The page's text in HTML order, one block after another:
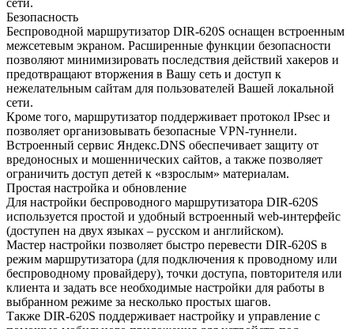
Безопасность
Беспроводной маршрутизатор DIR-620S оснащен встроенным
межсетевым экраном. Расширенные функции безопасности
позволяют минимизировать последствия действий хакеров и
предотвращают вторжения в Вашу сеть и доступ к
нежелательным сайтам для пользователей Вашей локальной
сети.
Кроме того, маршрутизатор поддерживает протокол IPsec и
позволяет организовывать безопасные VPN-туннели.
Встроенный сервис Яндекс.DNS обеспечивает защиту от
вредоносных и мошеннических сайтов, а также позволяет
ограничить доступ детей к «взрослым» материалам.
Простая настройка и обновление
Для настройки беспроводного маршрутизатора DIR-620S
используется простой и удобный встроенный web-интерфейс
(доступен на двух языках – русском и английском).
Мастер настройки позволяет быстро перевести DIR-620S в
режим маршрутизатора (для подключения к проводному или
беспроводному провайдеру), точки доступа, повторителя или
клиента и задать все необходимые настройки для работы в
выбранном режиме за несколько простых шагов.
Также DIR-620S поддерживает настройку и управление с